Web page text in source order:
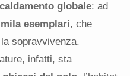
globale: ad
esemplari, che
sopravvivenza.
infatti, sta